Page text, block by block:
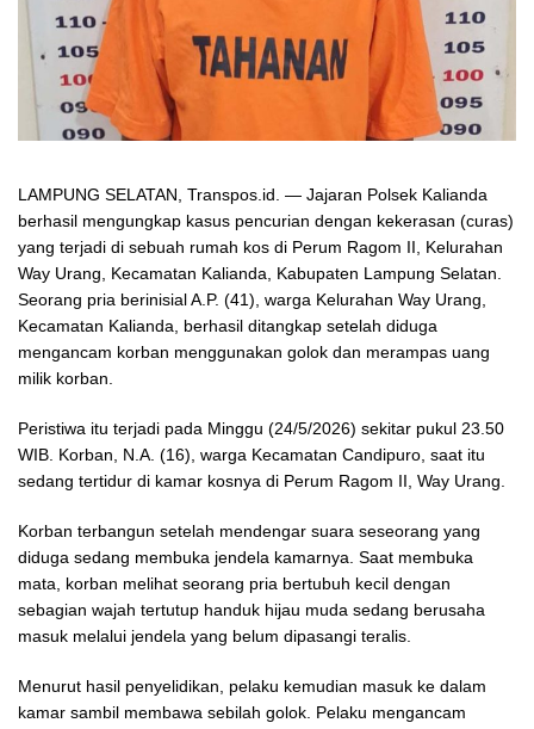
LAMPUNG SELATAN, Transpos.id. — Jajaran Polsek Kalianda
berhasil mengungkap kasus pencurian dengan kekerasan (curas)
yang terjadi di sebuah rumah kos di Perum Ragom II, Kelurahan
Way Urang, Kecamatan Kalianda, Kabupaten Lampung Selatan.
Seorang pria berinisial A.P. (41), warga Kelurahan Way Urang,
Kecamatan Kalianda, berhasil ditangkap setelah diduga
mengancam korban menggunakan golok dan merampas uang
milik korban.
Peristiwa itu terjadi pada Minggu (24/5/2026) sekitar pukul 23.50
WIB. Korban, N.A. (16), warga Kecamatan Candipuro, saat itu
sedang tertidur di kamar kosnya di Perum Ragom II, Way Urang.
Korban terbangun setelah mendengar suara seseorang yang
diduga sedang membuka jendela kamarnya. Saat membuka
mata, korban melihat seorang pria bertubuh kecil dengan
sebagian wajah tertutup handuk hijau muda sedang berusaha
masuk melalui jendela yang belum dipasangi teralis.
Menurut hasil penyelidikan, pelaku kemudian masuk ke dalam
kamar sambil membawa sebilah golok. Pelaku mengancam